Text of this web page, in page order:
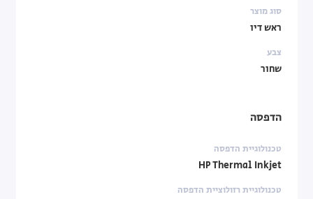
סוג מוצר
ראש דיו
צבע
שחור
הדפסה
טכנולוגיית הדפסה
HP Thermal Inkjet
טכנולוגיית רזולוציית הדפסה